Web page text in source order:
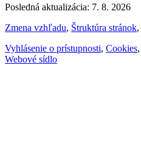
Posledná aktualizácia: 7. 8. 2026
Zmena vzhľadu, Štruktúra stránok,
Vyhlásenie o prístupnosti, Cookies,
Webové sídlo